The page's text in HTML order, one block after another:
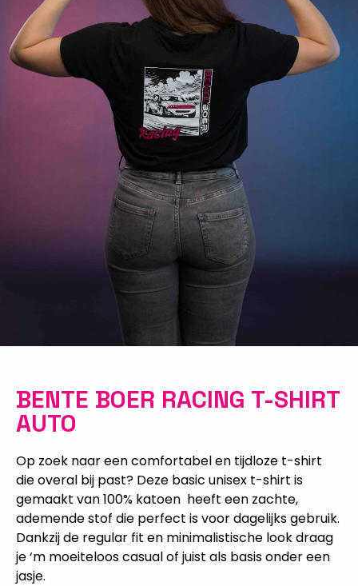
BENTE BOER RACING T-SHIRT
AUTO
Op zoek naar een comfortabel en tijdloze t-shirt
die overal bij past? Deze basic unisex t-shirt is
gemaakt van 100% katoen heeft een zachte,
ademende stof die perfect is voor dagelijks gebruik.
Dankzij de regular fit en minimalistische look draag
je ‘m moeiteloos casual of juist als basis onder een
jasje.